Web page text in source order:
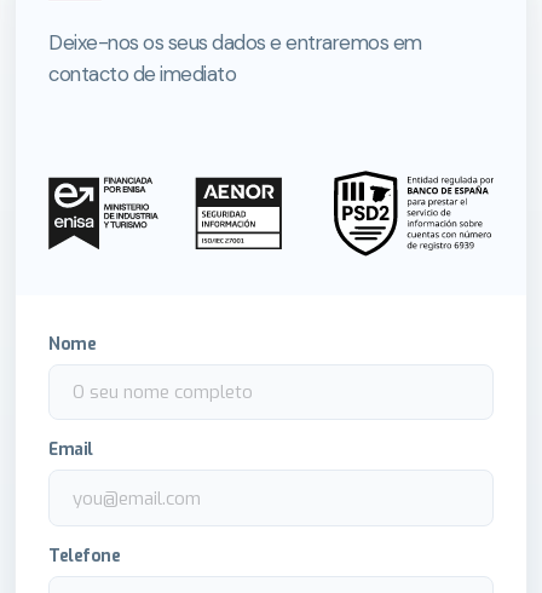
Deixe-nos os seus dados e entraremos em
contacto de imediato
Nome
Email
Telefone